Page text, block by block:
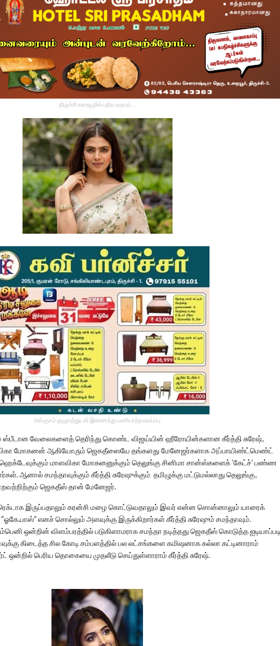
திருச்சி உறையூரில் புதிய உதயம்...
அங்குசம் குழுமத்துடன் இணைந்து பணியாற்ற வாய்ப்பு.
ஸ்பீடான வேலைகளைத் தெரிந்து கொண்ட விஜய்யின் ஹீரோயின்களான கீர்த்தி சுரேஷ்,
மோகனன் ஆகியோரும் ஜெகதீஸையே தங்களது மேனேஜர்களாக அப்பாயிண்ட்மெண்ட்
மாளவிகா மோகனனுக்கும் தெலுங்கு சினிமா சான்ஸ்களைக் ‘கேட்ச்’ பண்ண
ஆனால் சமந்தாவுக்கும் கீர்த்தி சுரேஷுக்கும் தமிழுக்கு மட்டுமல்லாது தெலுங்கு,
ஜெகதீஸ் தான் மேனேஜர்.
இருப்பதாலும் கரன்சி மழை கொட்டுவதாலும் இவர் என்ன சொன்னாலும் யாரைக்
எனச் சொல்லும் அளவுக்கு இருக்கிறார்கள் கீர்த்தி சுரேஷும் சமந்தாவும்.
ஒன்றின் விளம்பரத்தில் படுகிளாமராக சமந்தா நடித்தது ஜெகதீஸ் கொடுத்த ஐடியாப்படி
கிடைத்த சில கோடி சம்பளத்தில் பல லட்சங்களை கமிஷனாக கல்லா கட்டினாராம்
ஒன்றில் பெரிய தொகையை முதலீடு செய்துள்ளாராம் கீர்த்தி சுரேஷ்.